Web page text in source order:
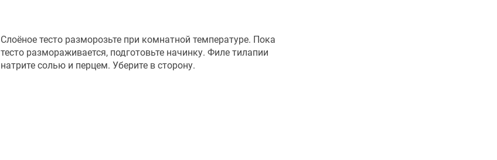
Слоёное тесто разморозьте при комнатной температуре. Пока
тесто размораживается, подготовьте начинку. Филе тилапии
натрите солью и перцем. Уберите в сторону.